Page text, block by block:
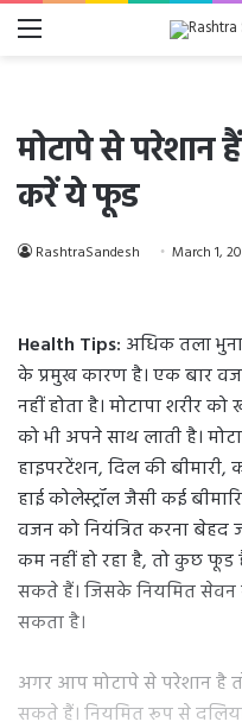
Menu
मोटापे से परेशान
करें ये फूड
RashtraSandesh March 1,
Health Tips: अधिक तला
के प्रमुख कारण है। एक बार
नहीं होता है। मोटापा शरीर
को भी अपने साथ लाती है।
हाइपरटेंशन, दिल की बीमारी,
हाई कोलेस्ट्रॉल जैसी कई
वजन को नियंत्रित करना
कम नहीं हो रहा है, तो कुछ
सकते हैं। जिसके नियमित सेवन
सकता है।
अगर आप मोटापे से परेशान है
सकते हैं। नियमित रूप से